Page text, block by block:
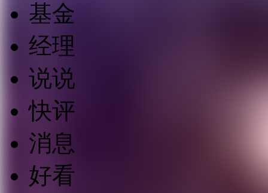
基金
经理
说说
快评
消息
好看